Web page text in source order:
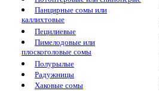
Панцирные сомы или
каллихтовые
Пецилиевые
Пимелодовые или
плоскоголовые сомы
Полурылые
Радужницы
Хаковые сомы